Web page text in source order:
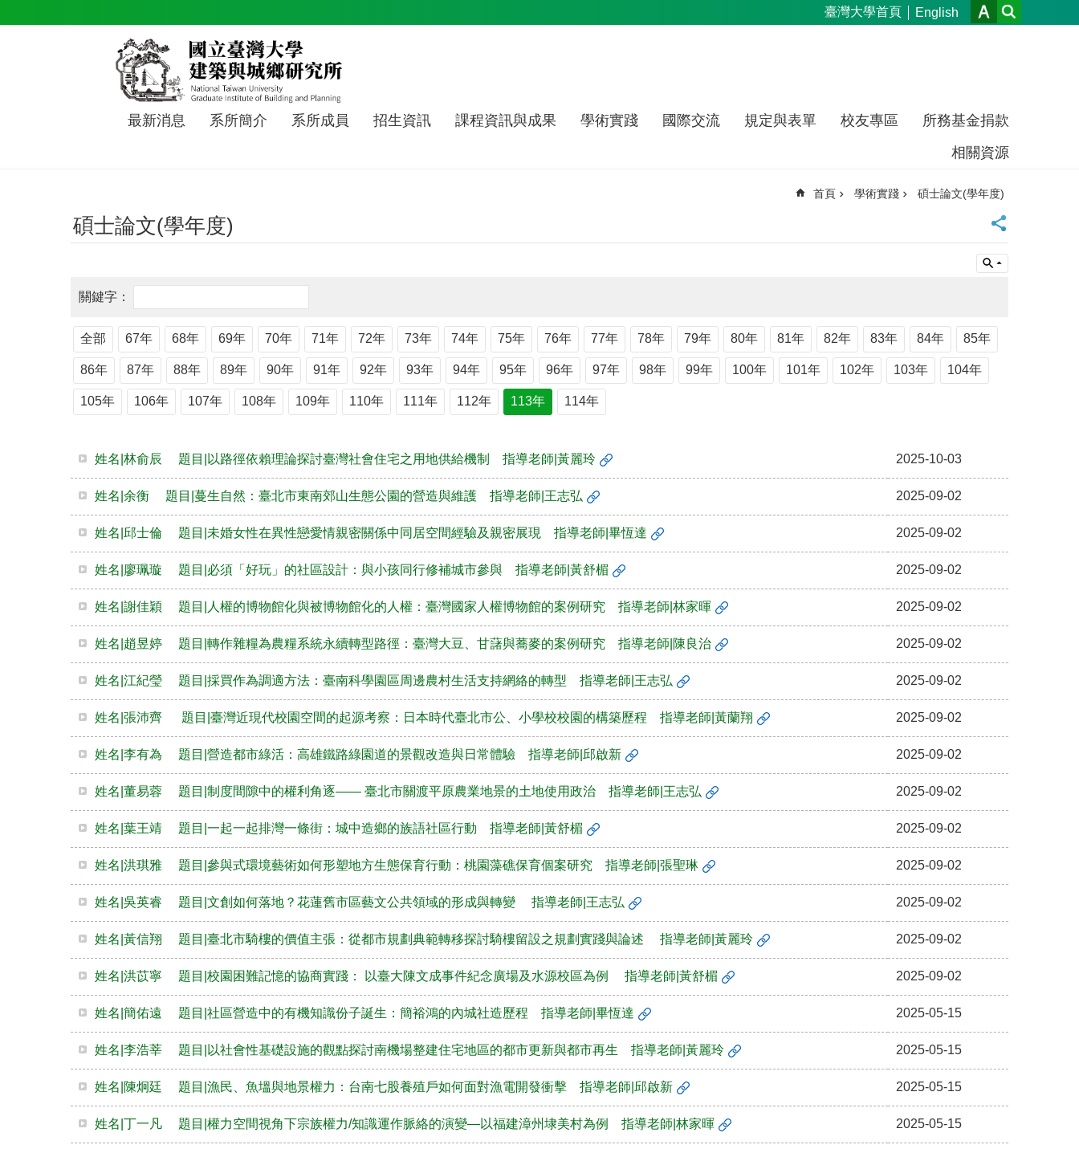
臺灣大學首頁 English
最新消息 系所簡介 系所成員 招生資訊 課程資訊與成果 學術實踐 國際交流 規定與表單 校友專區
所務基金捐款
相關資源
首頁 學術實踐 碩士論文(學年度)
碩士論文(學年度)
全部 67年 68年 69年 70年 71年 72年 73年 74年 75年 76年 77年 78年 79年 80年 81年 82年 83年 84年 85年
86年 87年 88年 89年 90年 91年 92年 93年 94年 95年 96年 97年 98年 99年 100年 101年 102年 103年 104年
105年 106年 107年 108年 109年 110年 111年 112年 113年 114年
姓名|林俞辰 題目|以路徑依賴理論探討臺灣社會住宅之用地供給機制 指導老師|黃麗玲 2025-10-03
姓名|余衡 題目|蔓生自然：臺北市東南郊山生態公園的營造與維護 指導老師|王志弘 2025-09-02
姓名|邱士倫 題目|未婚女性在異性戀愛情親密關係中同居空間經驗及親密展現 指導老師|畢恆達 2025-09-02
姓名|廖珮璇 題目|必須「好玩」的社區設計：與小孩同行修補城市參與 指導老師|黃舒楣 2025-09-02
姓名|謝佳穎 題目|人權的博物館化與被博物館化的人權：臺灣國家人權博物館的案例研究 指導老師|林家暉 2025-09-02
姓名|趙昱婷 題目|轉作雜糧為農糧系統永續轉型路徑：臺灣大豆、甘藷與蕎麥的案例研究 指導老師|陳良治 2025-09-02
姓名|江紀瑩 題目|採買作為調適方法：臺南科學園區周邊農村生活支持網絡的轉型 指導老師|王志弘 2025-09-02
姓名|張沛齊 題目|臺灣近現代校園空間的起源考察：日本時代臺北市公、小學校校園的構築歷程 指導老師|黃蘭翔 2025-09-02
姓名|李有為 題目|營造都市綠活：高雄鐵路綠園道的景觀改造與日常體驗 指導老師|邱啟新 2025-09-02
姓名|董易蓉 題目|制度間隙中的權利角逐—— 臺北市關渡平原農業地景的土地使用政治 指導老師|王志弘 2025-09-02
姓名|葉王靖 題目|一起一起排灣一條街：城中造鄉的族語社區行動 指導老師|黃舒楣 2025-09-02
姓名|洪琪雅 題目|參與式環境藝術如何形塑地方生態保育行動：桃園藻礁保育個案研究 指導老師|張聖琳 2025-09-02
姓名|吳英睿 題目|文創如何落地？花蓮舊市區藝文公共領域的形成與轉變 指導老師|王志弘 2025-09-02
姓名|黃信翔 題目|臺北市騎樓的價值主張：從都市規劃典範轉移探討騎樓留設之規劃實踐與論述 指導老師|黃麗玲 2025-09-02
姓名|洪苡寧 題目|校園困難記憶的協商實踐： 以臺大陳文成事件紀念廣場及水源校區為例 指導老師|黃舒楣 2025-09-02
姓名|簡佑遠 題目|社區營造中的有機知識份子誕生：簡裕鴻的內城社造歷程 指導老師|畢恆達 2025-05-15
姓名|李浩莘 題目|以社會性基礎設施的觀點探討南機場整建住宅地區的都市更新與都市再生 指導老師|黃麗玲 2025-05-15
姓名|陳炯廷 題目|漁民、魚塭與地景權力：台南七股養殖戶如何面對漁電開發衝擊 指導老師|邱啟新 2025-05-15
姓名|丁一凡 題目|權力空間視角下宗族權力/知識運作脈絡的演變—以福建漳州埭美村為例 指導老師|林家暉 2025-05-15